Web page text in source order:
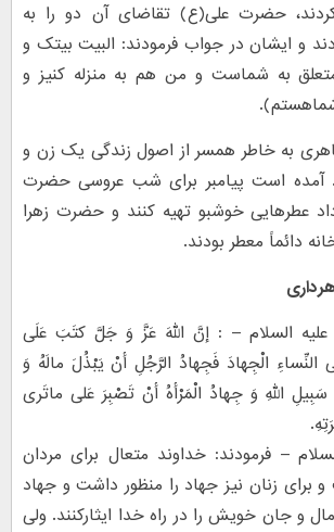
حضرت علی(ع) تقاضای آن دو را به
و ایشان در جواب فرمودند: البیت بیتک و
به شماست و من هم به منزله کنیز و
به خاطر همسر از اصول زندگی یک زن و
آمده است پیامبر برای شب عروسی حضرت
عطرهایی خوشبو تهیه کنند و حضرت زهرا
دائماً معطر بودند.
– علیه السلام – : إنَّ اللهَ عَزَّ وَ جَلَّ کتَبَ عَلَی
النِّساءِ الْجِهادَ فَجِهادُ الرَّجُلِ أنْ یَبْذُلَ مالَهُ وَ
اللهِ وَ جِهادُ الْمَرْأهُ أنْ تَصْبِرَ عَلی ماتَری
– فرمودند: خداوند متعال برای مردان
برای زنان نیز جهاد را منظور داشت و جهاد
و جان خویش را در راه خدا ایثارکنند. ولی